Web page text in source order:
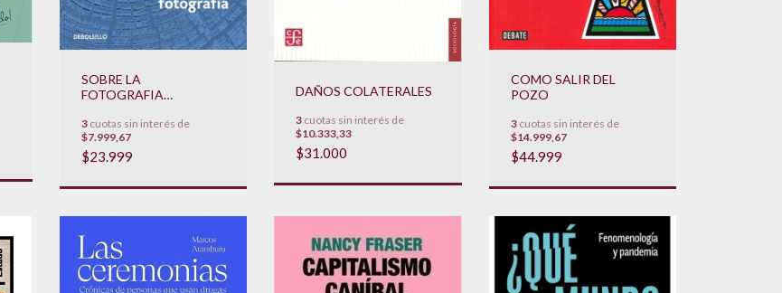
SOBRE LA
FOTOGRAFIA
3cuotas sin interés de
$7.999,67
$23.999
DAÑOS COLATERALES
3 cuotas sin interés de
$10.333,33
$31.000
COMO SALIR DEL
POZO
3cuotas sin interés de
$14.999,67
$44.999